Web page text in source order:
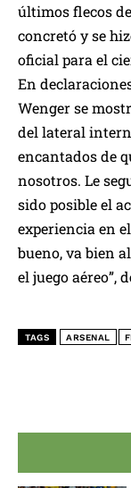
últimos flecos
concretó y se
oficial para el
En
Wenger se
del lateral
encantados de
nosotros. Le
sido posible el
experiencia en
bueno, va bien
el juego aéreo”,
TAGS ARSENAL